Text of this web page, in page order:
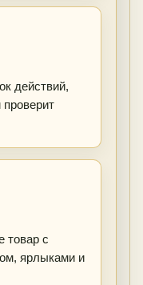
действий,
проверит
товар с
ярлыками и